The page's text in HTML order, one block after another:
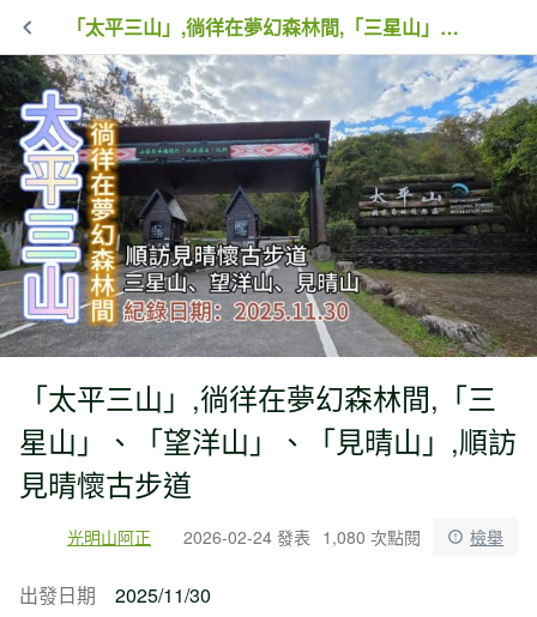
「太平三山」,徜徉在夢幻森林間,「三星山」、「望洋山」、「見晴山」,順訪見晴懷古步道
「太平三山」,徜徉在夢幻森林間,「三
星山」、「望洋山」、「見晴山」,順訪
見晴懷古步道
光明山阿正 2026-02-24 發表 1,080 次點閱 檢舉
出發日期
2025/11/30